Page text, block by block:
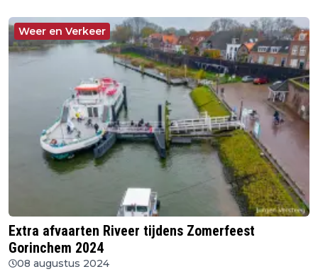
Weer en Verkeer
Extra afvaarten Riveer tijdens Zomerfeest
Gorinchem 2024
08 augustus 2024